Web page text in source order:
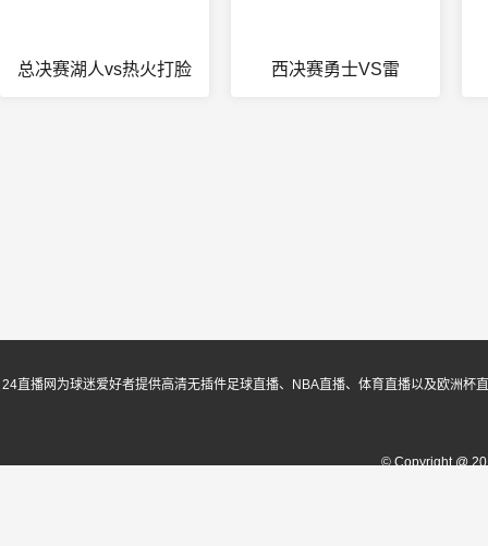
总决赛湖人vs热火打脸 西决赛勇士VS雷
24直播网为球迷爱好者提供高清无插件足球直播、NBA直播、体育直播以及欧洲
© Copyright @